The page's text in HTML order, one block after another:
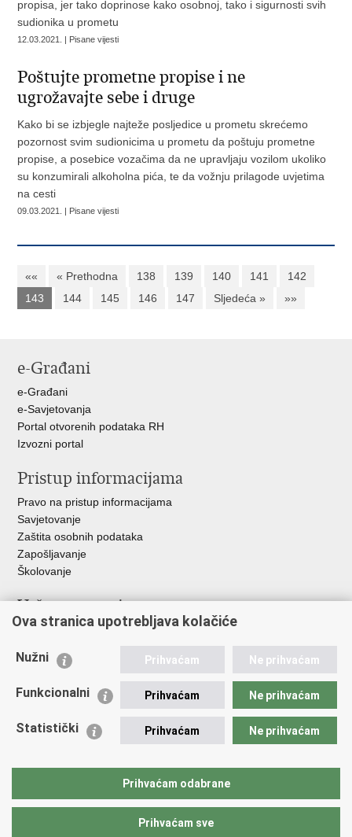
propisa, jer tako doprinose kako osobnoj, tako i sigurnosti svih
sudionika u prometu
12.03.2021. | Pisane vijesti
Poštujte prometne propise i ne
ugrožavajte sebe i druge
Kako bi se izbjegle najteže posljedice u prometu skrećemo
pozornost svim sudionicima u prometu da poštuju prometne
propise, a posebice vozačima da ne upravljaju vozilom ukoliko
su konzumirali alkoholna pića, te da vožnju prilagode uvjetima
na cesti
09.03.2021. | Pisane vijesti
«« « Prethodna 138 139 140 141
142
143
144 145 146 147 Sljedeća » »»
e-Građani
e-Građani
e-Savjetovanja
Portal otvorenih podataka RH
Izvozni portal
Pristup informacijama
Pravo na pristup informacijama
Savjetovanje
Zaštita osobnih podataka
Zapošljavanje
Školovanje
Važne poveznice
Ministarstvo unutarnjih poslova
Udruge
Policijska akademija
Zaklada policijske solidarnosti
Vučetić"
Ova stranica upotrebljava kolačiće
Nužni Prihvaćam Ne prihvaćam
Funkcionalni Prihvaćam Ne prihvaćam
Statistički Prihvaćam Ne prihvaćam
Prihvaćam odabrane
Prihvaćam sve